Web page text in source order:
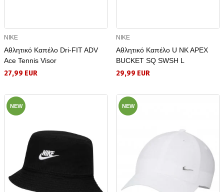
NIKE
Αθλητικό Καπέλο Dri-FIT ADV
Ace Tennis Visor
27,99 EUR
NIKE
Αθλητικό Καπέλο U NK APEX
BUCKET SQ SWSH L
29,99 EUR
NEW NEW